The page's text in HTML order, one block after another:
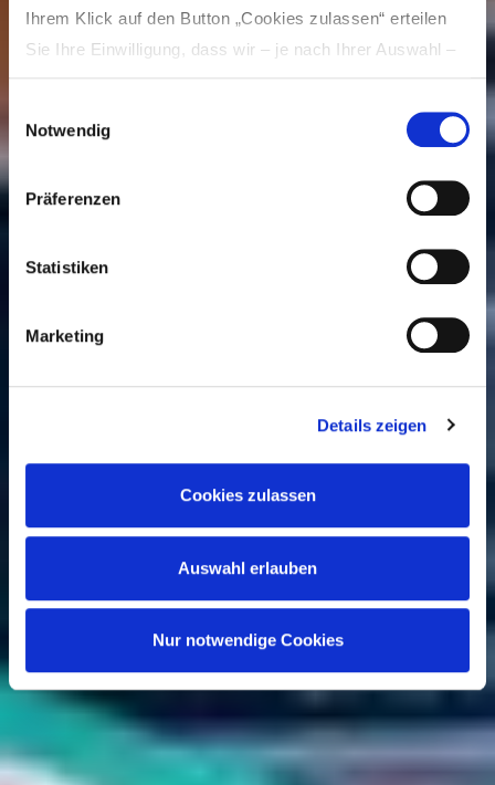
Ihrem Klick auf den Button „Cookies zulassen“ erteilen
Sie Ihre Einwilligung, dass wir – je nach Ihrer Auswahl –
soziale Medien anbieten und Ihre Zugriffe auf unsere
Website analysieren und dabei Cookies verwenden
zu Ihrer Verwendung unserer Website an unsere Partner
Cookie-Richtlinie näher beschrieben sind. Unsere Partner
Verantwortung mit weiteren Daten zusammen, die Sie
anderweitig bereitgestellt haben oder durch die Partner
gesammelt werden. Der Umfang Ihrer Einwilligung richtet
sich nach Ihrer Auswahl der Kategorien des
Richtlinie
aufrufen. Sie können Ihre Einwilligung jederzeit
widerrufen, ohne dass hiervon die Zulässigkeit der
vorherigen Datenverarbeitung berührt wird.
Notwendig
Präferenzen
Statistiken
Marketing
Details zeigen
Cookies zulassen
Auswahl erlauben
Nur notwendige Cookies